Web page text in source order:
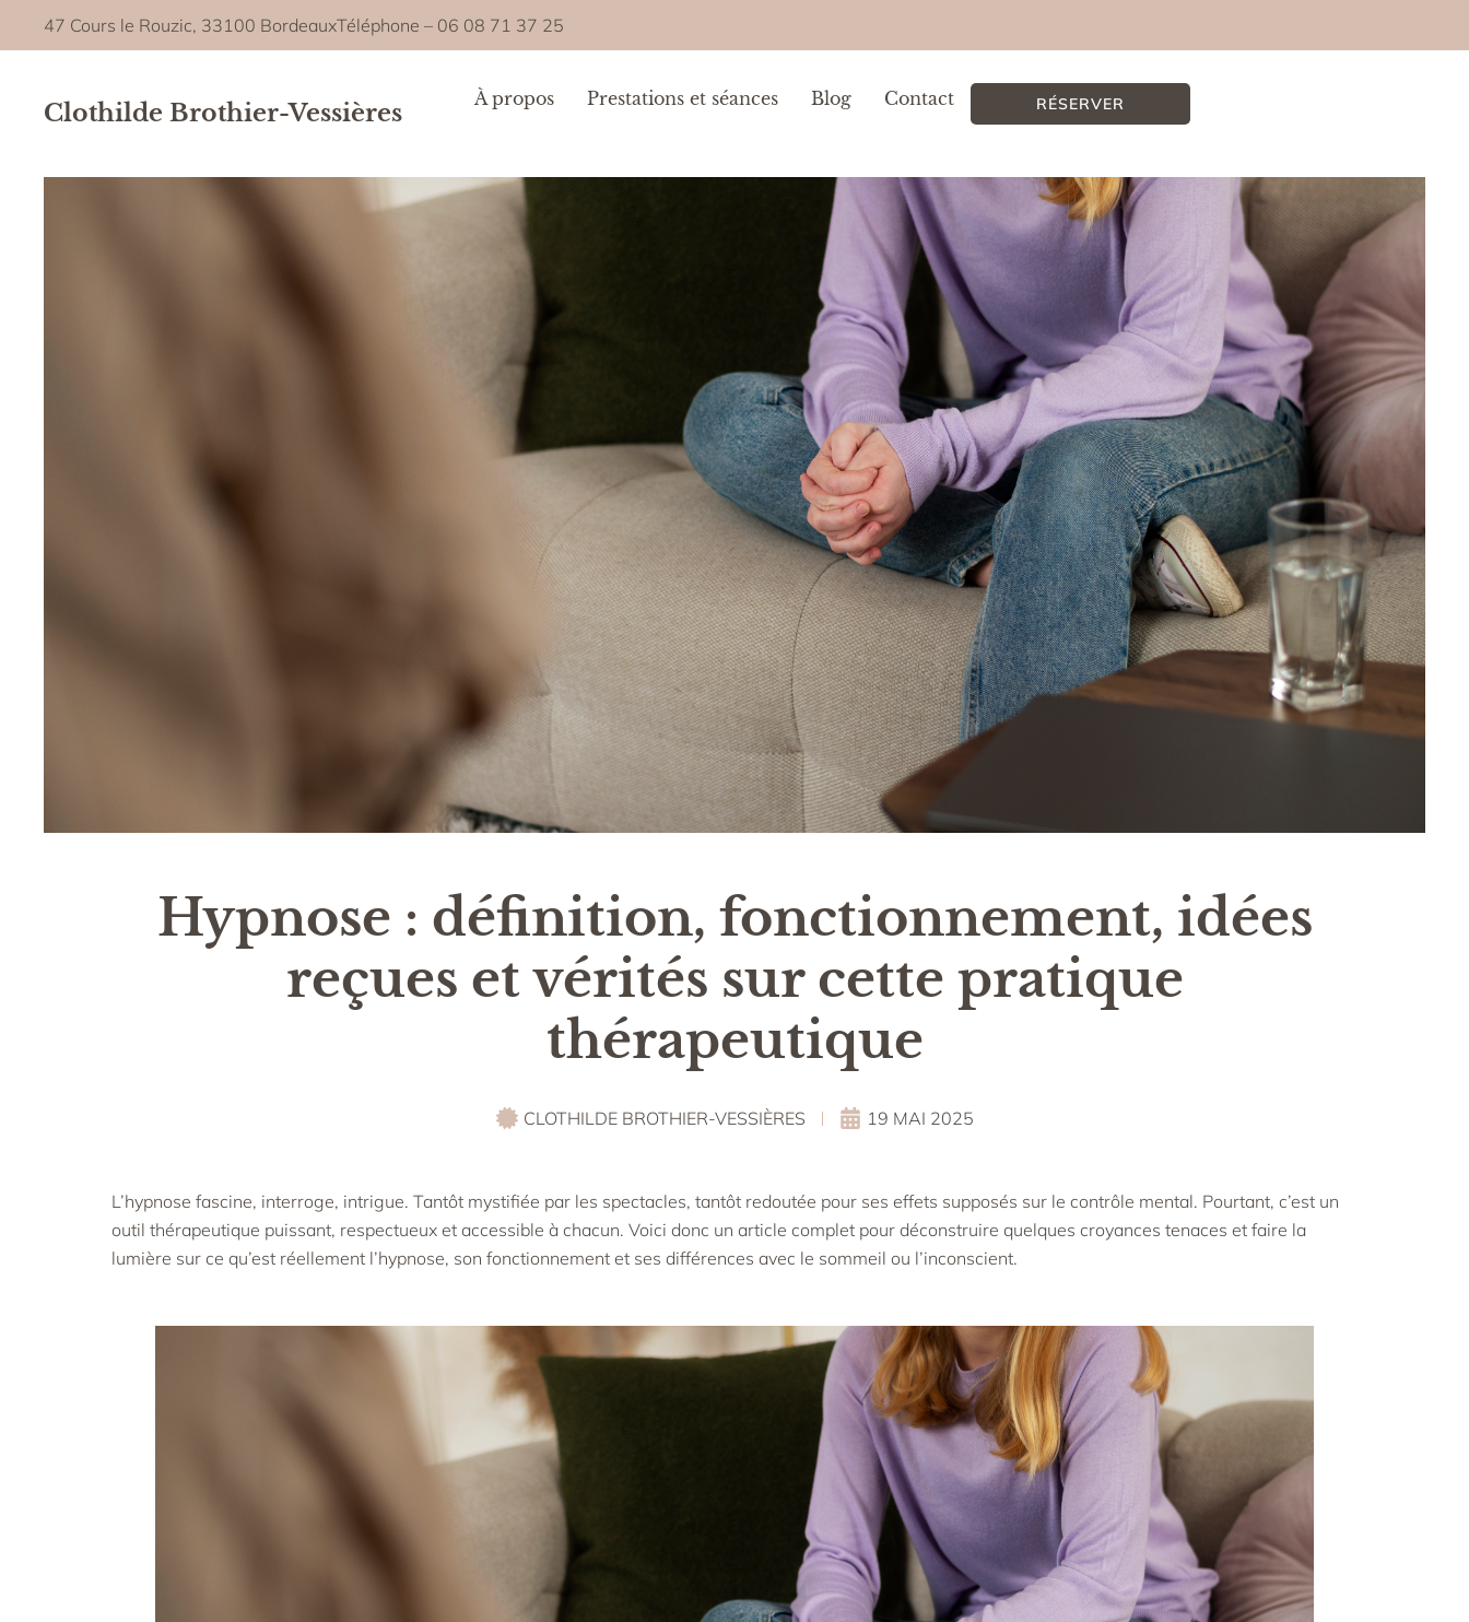
47 Cours le Rouzic, 33100 BordeauxTéléphone – 06 08 71 37 25
Clothilde Brothier-Vessières À propos Prestations et séances Blog Contact RÉSERVER
Hypnose : définition, fonctionnement, idées
reçues et vérités sur cette pratique
thérapeutique
CLOTHILDE BROTHIER-VESSIÈRES 19 MAI 2025
L’hypnose fascine, interroge, intrigue. Tantôt mystifiée par les spectacles, tantôt redoutée pour ses effets supposés sur le contrôle mental. Pourtant, c’est un
outil thérapeutique puissant, respectueux et accessible à chacun. Voici donc un article complet pour déconstruire quelques croyances tenaces et faire la
lumière sur ce qu’est réellement l’hypnose, son fonctionnement et ses différences avec le sommeil ou l’inconscient.